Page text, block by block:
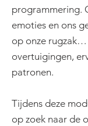
programmering.
emoties en ons
op onze
overtuigingen,
patronen.
Tijdens deze
op zoek naar de